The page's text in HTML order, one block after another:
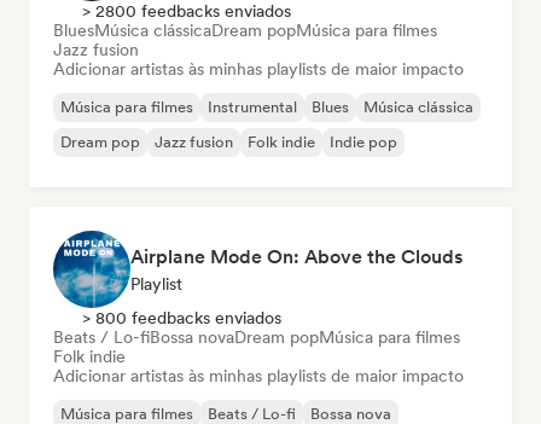
> 2800 feedbacks enviados
BluesMúsica clássicaDream popMúsica para filmes
Jazz fusion
Adicionar artistas às minhas playlists de maior impacto
Música para filmes Instrumental Blues
Música clássica
Dream pop
Jazz fusion Folk indie Indie pop
Airplane Mode On: Above the Clouds
Playlist
> 800 feedbacks enviados
Beats / Lo-fiBossa novaDream popMúsica para filmes
Folk indie
Adicionar artistas às minhas playlists de maior impacto
Música para filmes Beats / Lo-fi
Bossa nova